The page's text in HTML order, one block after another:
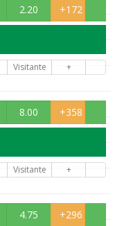
2.20 +172
Visitante +
8.00 +358
Visitante +
4.75 +296